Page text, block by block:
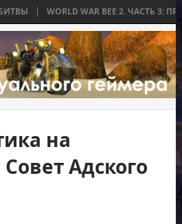
WORLD WAR BEE 2. ЧАСТЬ 3:
на
Адского